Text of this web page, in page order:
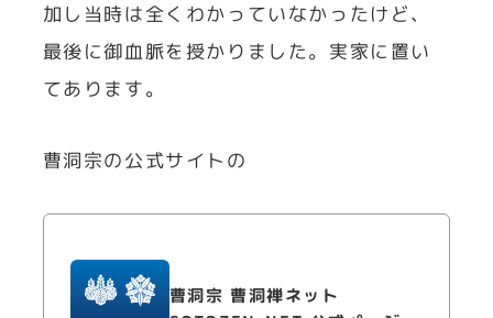
加し当時は全くわかっていなかったけど、
最後に御血脈を授かりました。実家に置い
てあります。
曹洞宗の公式サイトの
曹洞宗 曹洞禅ネット